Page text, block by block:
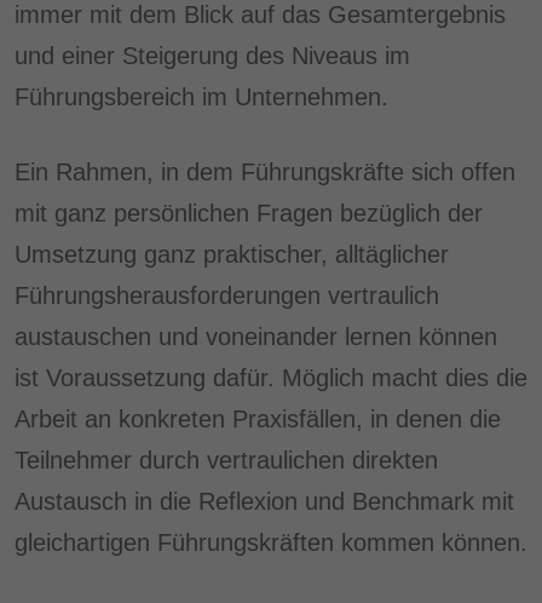
immer mit dem Blick auf das Gesamtergebnis
und einer Steigerung des Niveaus im
Führungsbereich im Unternehmen.
Ein Rahmen, in dem Führungskräfte sich offen
mit ganz persönlichen Fragen bezüglich der
Umsetzung ganz praktischer, alltäglicher
Führungsherausforderungen vertraulich
austauschen und voneinander lernen können
ist Voraussetzung dafür. Möglich macht dies die
Arbeit an konkreten Praxisfällen, in denen die
Teilnehmer durch vertraulichen direkten
Austausch in die Reflexion und Benchmark mit
gleichartigen Führungskräften kommen können.